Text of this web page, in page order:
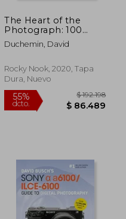
The Heart of the
Photograph: 100
Questions for Making
Stronger, More
Photographs (en
Inglés)
Duchemin, David
Rocky Nook, 2020, Tapa
Dura, Nuevo